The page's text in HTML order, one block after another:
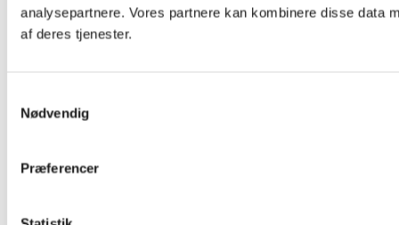
analysepartnere. Vores partnere kan kombinere disse data
af deres tjenester.
Nødvendig
Præferencer